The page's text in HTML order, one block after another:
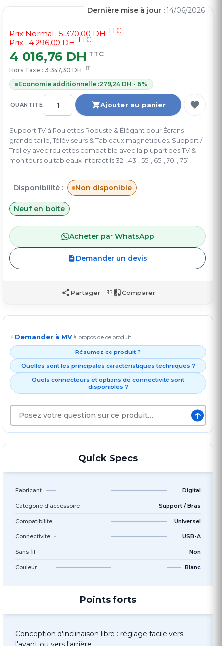
QUANTITÉ Ajouter au panier
Prix Normal :5 370,00 DHTTC
Prix : 4 296,00 DHTTC
4 016,76 DH TTC
Hors Taxe : 3 347,30 DH HT
Economie additionnelle :279,24 DH - 6%
Support TV à Roulettes Robuste & Élégant pour Écrans
grande taille, Téléviseurs & Tableaux magnétiques. Support /
Trolley avec roulettes compatible avec la plupart des TV &
moniteurs ou tableaux interactifs 32", 43", 55”, 65”, 70”, 75’’
Disponibilité : Non disponible
Dernière mise à jour : 14/06/2026
Neuf en boîte
Acheter par WhatsApp
Demander un devis
Partager Comparer
⚡ Demander à MV à propos de ce produit
Résumez ce produit ?
Quelles sont les principales caractéristiques techniques ?
Quels connecteurs et options de connectivité sont
disponibles ?
↑
Quick Specs
Fabricant Digital
Categorie d'accessoire Support / Bras
Compatibilite Universel
Connectivite USB-A
Sans fil Non
Couleur Blanc
Points forts
Conception d'inclinaison libre : réglage facile vers
l'avant ou vers l'arrière